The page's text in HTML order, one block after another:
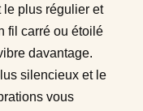
le plus régulier et
fil carré ou étoilé
davantage.
silencieux et le
vous